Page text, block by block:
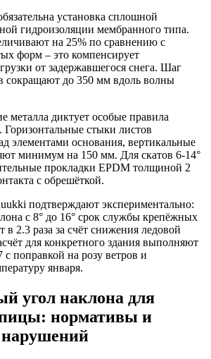
установка сплошной
гидроизоляции мембранного типа.
на 25% по сравнению с
форм – это компенсирует
от задержавшегося снега. Шаг
сокращают до 350 мм вдоль волны
металла диктует особые правила
стыки листов
элементами основания, вертикальные
минимум на 150 мм. Для скатов 6-14°
прокладки EPDM толщиной 2
с обрешёткой.
подтверждают экспериментально:
с 8° до 16° срок службы крепёжных
в 2.3 раза за счёт снижения ледовой
для конкретного здания выполняют
поправкой на розу ветров и
января.
угол наклона для
нормативы и
нарушений